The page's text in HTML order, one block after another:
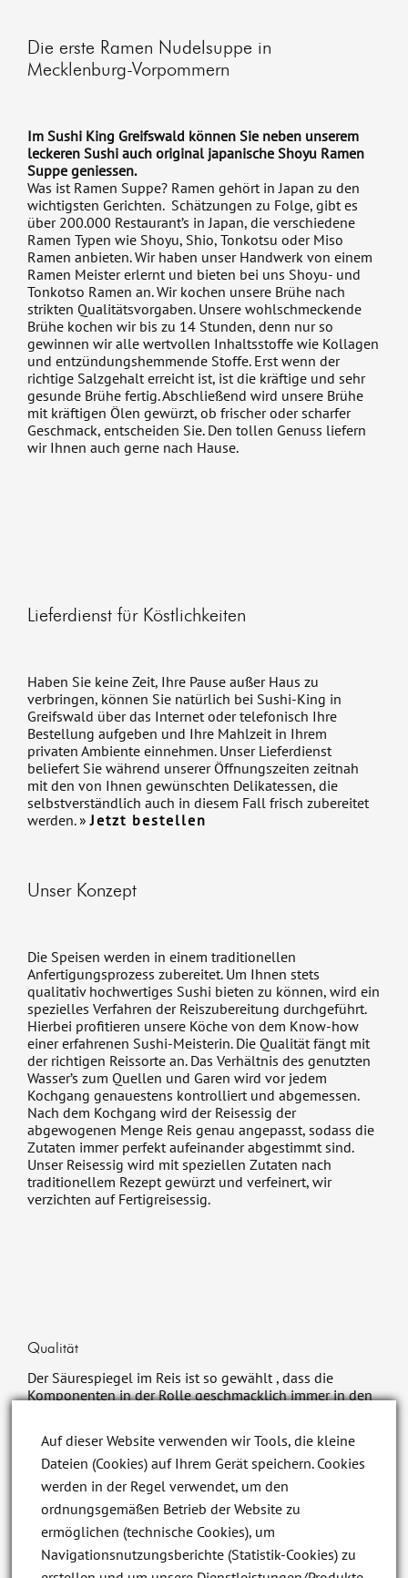
Die erste Ramen Nudelsuppe in
Mecklenburg-Vorpommern
Im Sushi King Greifswald können Sie neben unserem
leckeren Sushi auch original japanische Shoyu Ramen
Suppe geniessen.
Was ist Ramen Suppe? Ramen gehört in Japan zu den
wichtigsten Gerichten. Schätzungen zu Folge, gibt es
über 200.000 Restaurant’s in Japan, die verschiedene
Ramen Typen wie Shoyu, Shio, Tonkotsu oder Miso
Ramen anbieten. Wir haben unser Handwerk von einem
Ramen Meister erlernt und bieten bei uns Shoyu- und
Tonkotso Ramen an. Wir kochen unsere Brühe nach
strikten Qualitätsvorgaben. Unsere wohlschmeckende
Brühe kochen wir bis zu 14 Stunden, denn nur so
gewinnen wir alle wertvollen Inhaltsstoffe wie Kollagen
und entzündungshemmende Stoffe. Erst wenn der
richtige Salzgehalt erreicht ist, ist die kräftige und sehr
gesunde Brühe fertig. Abschließend wird unsere Brühe
mit kräftigen Ölen gewürzt, ob frischer oder scharfer
Geschmack, entscheiden Sie. Den tollen Genuss liefern
wir Ihnen auch gerne nach Hause.
Lieferdienst für Köstlichkeiten
Haben Sie keine Zeit, Ihre Pause außer Haus zu
verbringen, können Sie natürlich bei Sushi-King in
Greifswald über das Internet oder telefonisch Ihre
Bestellung aufgeben und Ihre Mahlzeit in Ihrem
privaten Ambiente einnehmen. Unser Lieferdienst
beliefert Sie während unserer Öffnungszeiten zeitnah
mit den von Ihnen gewünschten Delikatessen, die
selbstverständlich auch in diesem Fall frisch zubereitet
werden.»Jetzt bestellen
Unser Konzept
Die Speisen werden in einem traditionellen
Anfertigungsprozess zubereitet. Um Ihnen stets
qualitativ hochwertiges Sushi bieten zu können, wird ein
spezielles Verfahren der Reiszubereitung durchgeführt.
Hierbei profitieren unsere Köche von dem Know-how
einer erfahrenen Sushi-Meisterin. Die Qualität fängt mit
der richtigen Reissorte an. Das Verhältnis des genutzten
Wasser’s zum Quellen und Garen wird vor jedem
Kochgang genauestens kontrolliert und abgemessen.
Nach dem Kochgang wird der Reisessig der
abgewogenen Menge Reis genau angepasst, sodass die
Zutaten immer perfekt aufeinander abgestimmt sind.
Unser Reisessig wird mit speziellen Zutaten nach
traditionellem Rezept gewürzt und verfeinert, wir
verzichten auf Fertigreisessig.
Qualität
Der Säurespiegel im Reis ist so gewählt , dass die
Komponenten in der Rolle geschmacklich immer in den
Zusatzstoffe und Geschmacksverstärker verzichtet.
Zu Ihrer Bestellung wird natürlich neben Wasabi,
Sojasoße auch Ingwer gereicht. Letzterer dient der
Neutralisation zwischen dem Verzehr verschiedener
Sushispeisen. So können die einzelnen Speisen ohne
den Einfluss des vorherigen Geschmacks
wahrgenommen werden. Insgesamt versprechen unsere
Auf dieser Website verwenden wir Tools, die kleine
Dateien (Cookies) auf Ihrem Gerät speichern. Cookies
werden in der Regel verwendet, um den
ordnungsgemäßen Betrieb der Website zu
ermöglichen (technische Cookies), um
Navigationsnutzungsberichte (Statistik-Cookies) zu